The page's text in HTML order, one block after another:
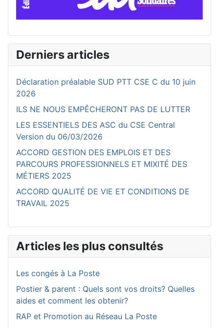
Derniers articles
Déclaration préalable SUD PTT CSE C du 10 juin
2026
ILS NE NOUS EMPÊCHERONT PAS DE LUTTER
LES ESSENTIELS DES ASC du CSE Central
Version du 06/03/2026
ACCORD GESTION DES EMPLOIS ET DES
PARCOURS PROFESSIONNELS ET MIXITÉ DES
MÉTIERS 2025
ACCORD QUALITÉ DE VIE ET CONDITIONS DE
TRAVAIL 2025
Articles les plus consultés
Les congés à La Poste
Postier & parent : Quels sont vos droits? Quelles
aides et comment les obtenir?
RAP et Promotion au Réseau La Poste